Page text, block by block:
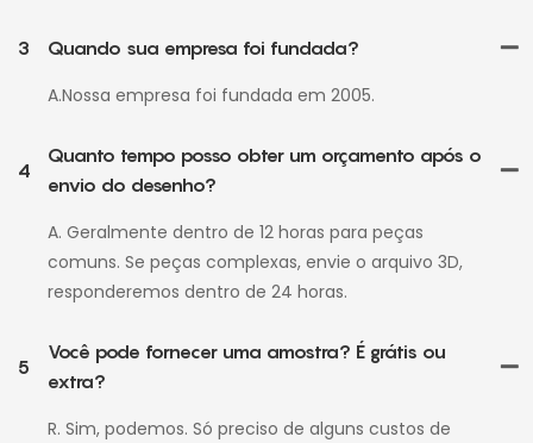
3
Quando sua empresa foi fundada?
A.Nossa empresa foi fundada em 2005.
4
Quanto tempo posso obter um orçamento após o
envio do desenho?
A. Geralmente dentro de 12 horas para peças
comuns. Se peças complexas, envie o arquivo 3D,
responderemos dentro de 24 horas.
5
Você pode fornecer uma amostra? É grátis ou
extra?
R. Sim, podemos. Só preciso de alguns custos de